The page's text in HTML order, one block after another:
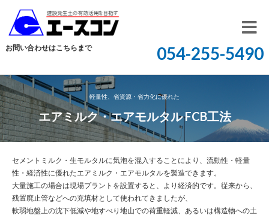
開
く
お問い合わせはこちらまで 054-255-5490
軽量性、省資源・省力化に優れた
エアミルク・エアモルタル FCB工法
セメントミルク・生モルタルに気泡を混入することにより、流動性・軽量
性・経済性に優れたエアミルク・エアモルタルを製造できます。
大量施工の場合は現場プラントを設置すると、より経済的です。従来から、
残置廃止管などへの充填材として使われてきましたが、
軟弱地盤上の沈下低減や地すべり地山での荷重軽減、あるいは構造物への土